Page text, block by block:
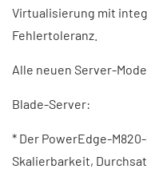
Virtualisierung mit
Fehlertoleranz.
Alle neuen Server-
Blade-Server:
* Der PowerEdge-
Skalierbarkeit,